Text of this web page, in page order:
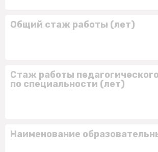
Общий стаж работы (лет)
Стаж работы
по специальности (лет)
Наименование